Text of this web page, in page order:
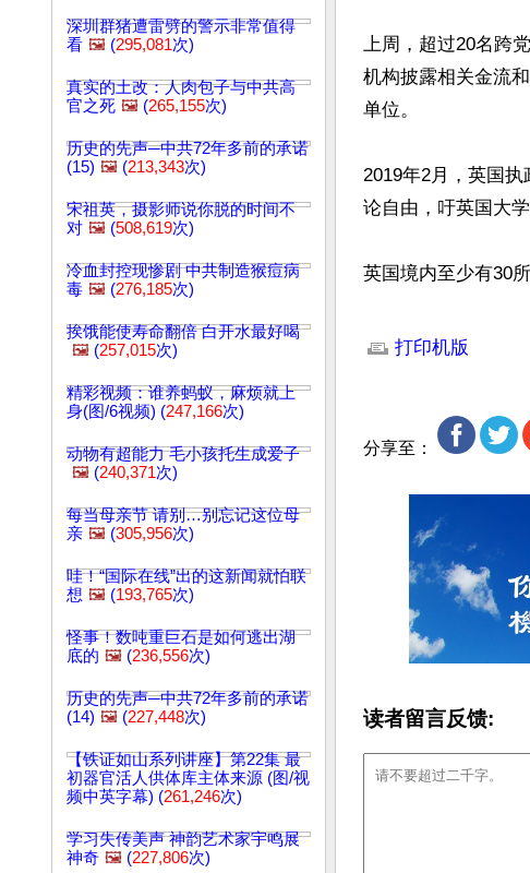
深圳群猪遭雷劈的警示非常值得
看 🖼️ (295,081次)
真实的土改：人肉包子与中共高
官之死 🖼️ (265,155次)
历史的先声─中共72年多前的承诺
(15) 🖼️ (213,343次)
宋祖英，摄影师说你脱的时间不
对 🖼️ (508,619次)
冷血封控现惨剧 中共制造猴痘病
毒 🖼️ (276,185次)
挨饿能使寿命翻倍 白开水最好喝
🖼️ (257,015次)
精彩视频：谁养蚂蚁，麻烦就上
身(图/6视频) (247,166次)
动物有超能力 毛小孩托生成爱子
🖼️ (240,371次)
每当母亲节 请别…别忘记这位母
亲 🖼️ (305,956次)
哇！“国际在线”出的这新闻就怕联
想 🖼️ (193,765次)
怪事！数吨重巨石是如何逃出湖
底的 🖼️ (236,556次)
历史的先声─中共72年多前的承诺
(14) 🖼️ (227,448次)
【铁证如山系列讲座】第22集 最
初器官活人供体库主体来源 (图/视
频中英字幕) (261,246次)
学习失传美声 神韵艺术家宇鸣展
神奇 🖼️ (227,806次)
上周，超过20名跨
机构披露相关金流
单位。
2019年2月，英国
论自由，吁英国大
英国境内至少有30
打印机版
分享至：
读者留言反馈: